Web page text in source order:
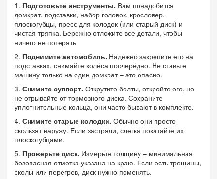
1. Подготовьте инструменты. Вам понадобится
домкрат, подставки, набор головок, крословер,
плоскогубцы, пресс для колодок (или старый диск) и
чистая тряпка. Бережно отложите все детали, чтобы
ничего не потерять.
2. Поднимите автомобиль. Надёжно закрепите его на
подставках, снимайте колёса поочерёдно. Не ставьте
машину только на один домкрат – это опасно.
3. Снимите суппорт. Открутите болты, откройте его, но
не отрывайте от тормозного диска. Сохраните
уплотнительные кольца, они часто бывают в комплекте.
4. Снимите старые колодки. Обычно они просто
скользят наружу. Если застряли, слегка покатайте их
плоскогубцами.
5. Проверьте диск. Измерьте толщину – минимальная
безопасная отметка указана на краю. Если есть трещины,
сколы или перегрев, диск нужно поменять.